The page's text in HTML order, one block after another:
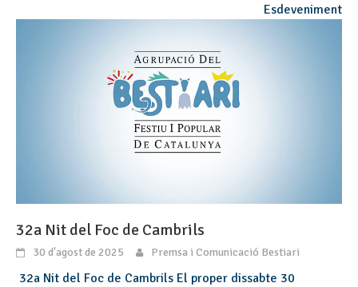
Esdeveniment
32a Nit del Foc de Cambrils
30 d'agost de 2025 Premsa i Comunicació Bestiari
32a Nit del Foc de Cambrils El proper dissabte 30